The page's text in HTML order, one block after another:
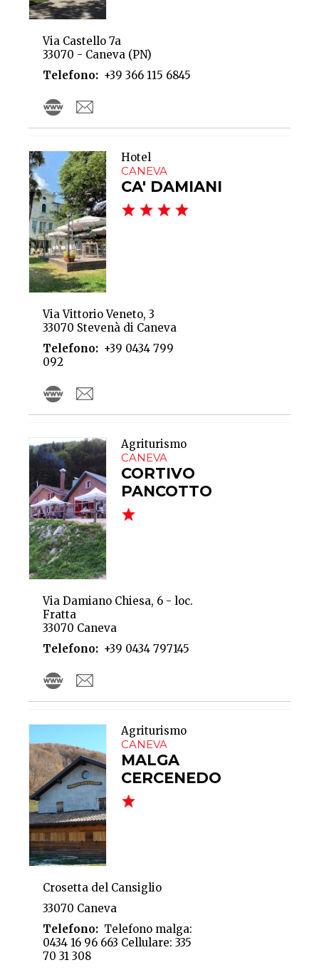
Via Castello 7a
33070 - Caneva (PN)
Telefono
+39 366 115 6845
Hotel
CANEVA
CA' DAMIANI
Via Vittorio Veneto, 3
33070 Stevenà di Caneva
Telefono
+39 0434 799
092
Agriturismo
CANEVA
CORTIVO
PANCOTTO
Via Damiano Chiesa, 6 - loc.
Fratta
33070 Caneva
Telefono
+39 0434 797145
Agriturismo
CANEVA
MALGA
CERCENEDO
Crosetta del Cansiglio
33070 Caneva
Telefono
Telefono malga:
0434 16 96 663 Cellulare: 335
70 31 308